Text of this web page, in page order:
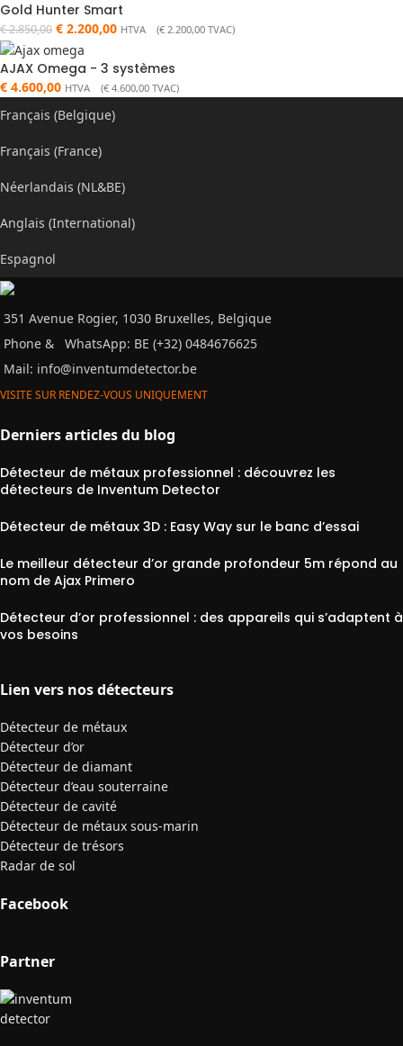
Gold Hunter Smart
€2.850,00 € 2.200,00 HTVA (€ 2.200,00 TVAC)
AJAX Omega - 3 systèmes
€ 4.600,00 HTVA (€ 4.600,00 TVAC)
Français (Belgique)
Français (France)
Néerlandais (NL&BE)
Anglais (International)
Espagnol
351 Avenue Rogier, 1030 Bruxelles, Belgique
Phone &
WhatsApp: BE (+32) 0484676625
Mail: info@inventumdetector.be
VISITE SUR RENDEZ-VOUS UNIQUEMENT
Derniers articles du blog
Détecteur de métaux professionnel : découvrez les
détecteurs de Inventum Detector
Détecteur de métaux 3D : Easy Way sur le banc d’essai
Le meilleur détecteur d’or grande profondeur 5m répond au
nom de Ajax Primero
Détecteur d’or professionnel : des appareils qui s’adaptent à
vos besoins
Lien vers nos détecteurs
Détecteur de métaux
Détecteur d’or
Détecteur de diamant
Détecteur d’eau souterraine
Détecteur de cavité
Détecteur de métaux sous-marin
Détecteur de trésors
Radar de sol
Facebook
Partner